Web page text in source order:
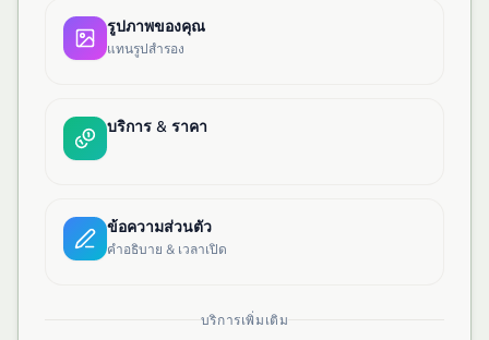
รูปภาพของคุณ
แทนรูปสำรอง
บริการ & ราคา
ข้อความส่วนตัว
คำอธิบาย & เวลาเปิด
บริการเพิ่มเติม